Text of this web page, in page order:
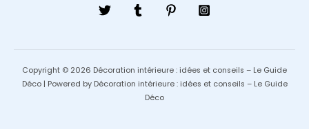
Copyright © 2026 Décoration intérieure : idées et conseils – Le Guide
Déco | Powered by Décoration intérieure : idées et conseils – Le Guide
Déco